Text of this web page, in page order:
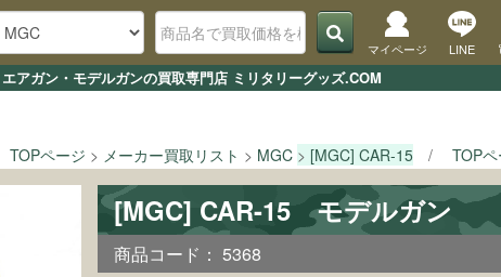
アガン・モデルガンの買取専門店 ミリタリーグッズ.COM
マイページ LINE
TOPページ メーカー買取リスト MGC [MGC] CAR-15 TOP
[MGC] CAR-15 モデルガン
商品コード： 5368